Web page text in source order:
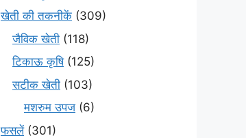
खेती की तकनीकें (309)
जैविक खेती (118)
टिकाऊ कृषि(125)
सटीक खेती (103)
मशरुम उपज (6)
फसलें(301)